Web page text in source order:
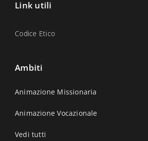
Link utili
Codice Etico
Ambiti
Animazione Missionaria
Animazione Vocazionale
Vedi tutti